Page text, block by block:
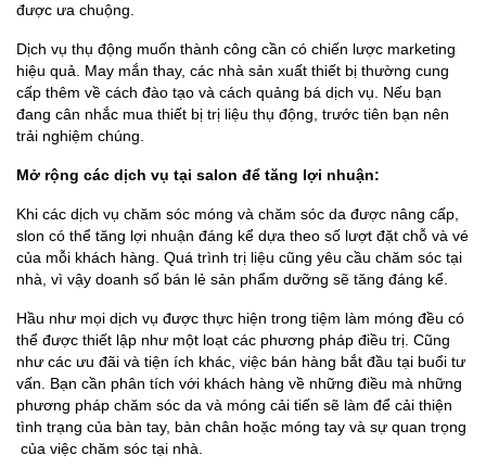
được ưa chuộng.
Dịch vụ thụ động muốn thành công cần có chiến lược marketing
hiệu quả. May mắn thay, các nhà sản xuất thiết bị thường cung
cấp thêm về cách đào tạo và cách quảng bá dịch vụ. Nếu bạn
đang cân nhắc mua thiết bị trị liệu thụ động, trước tiên bạn nên
trải nghiệm chúng.
Mở rộng các dịch vụ tại salon để tăng lợi nhuận:
Khi các dịch vụ chăm sóc móng và chăm sóc da được nâng cấp,
slon có thể tăng lợi nhuận đáng kể dựa theo số lượt đặt chỗ và vé
của mỗi khách hàng. Quá trình trị liệu cũng yêu cầu chăm sóc tại
nhà, vì vậy doanh số bán lẻ sản phẩm dưỡng sẽ tăng đáng kể.
Hầu như mọi dịch vụ được thực hiện trong tiệm làm móng đều có
thể được thiết lập như một loạt các phương pháp điều trị. Cũng
như các ưu đãi và tiện ích khác, việc bán hàng bắt đầu tại buổi tư
vấn. Bạn cần phân tích với khách hàng về những điều mà những
phương pháp chăm sóc da và móng cải tiến sẽ làm để cải thiện
tình trạng của bàn tay, bàn chân hoặc móng tay và sự quan trọng
của việc chăm sóc tại nhà.